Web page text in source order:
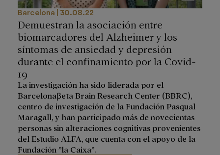
Barcelona 30.08.22
Demuestran la asociación entre
biomarcadores del Alzheimer y los
síntomas de ansiedad y depresión
durante el confinamiento por la Covid-
19
La investigación ha sido liderada por el
Barcelonaβeta Brain Research Center (BBRC),
centro de investigación de la Fundación Pasqual
Maragall, y han participado más de novecientas
personas sin alteraciones cognitivas provenientes
del Estudio ALFA, que cuenta con el apoyo de la
Fundación ”la Caixa”.